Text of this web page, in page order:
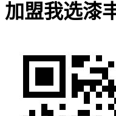
加盟我选漆